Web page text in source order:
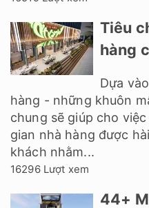
Tiêu
hàng
Dựa
hàng - những khuôn
chung sẽ giúp cho
gian nhà hàng được
khách nhằm...
16296 Lượt xem
44+